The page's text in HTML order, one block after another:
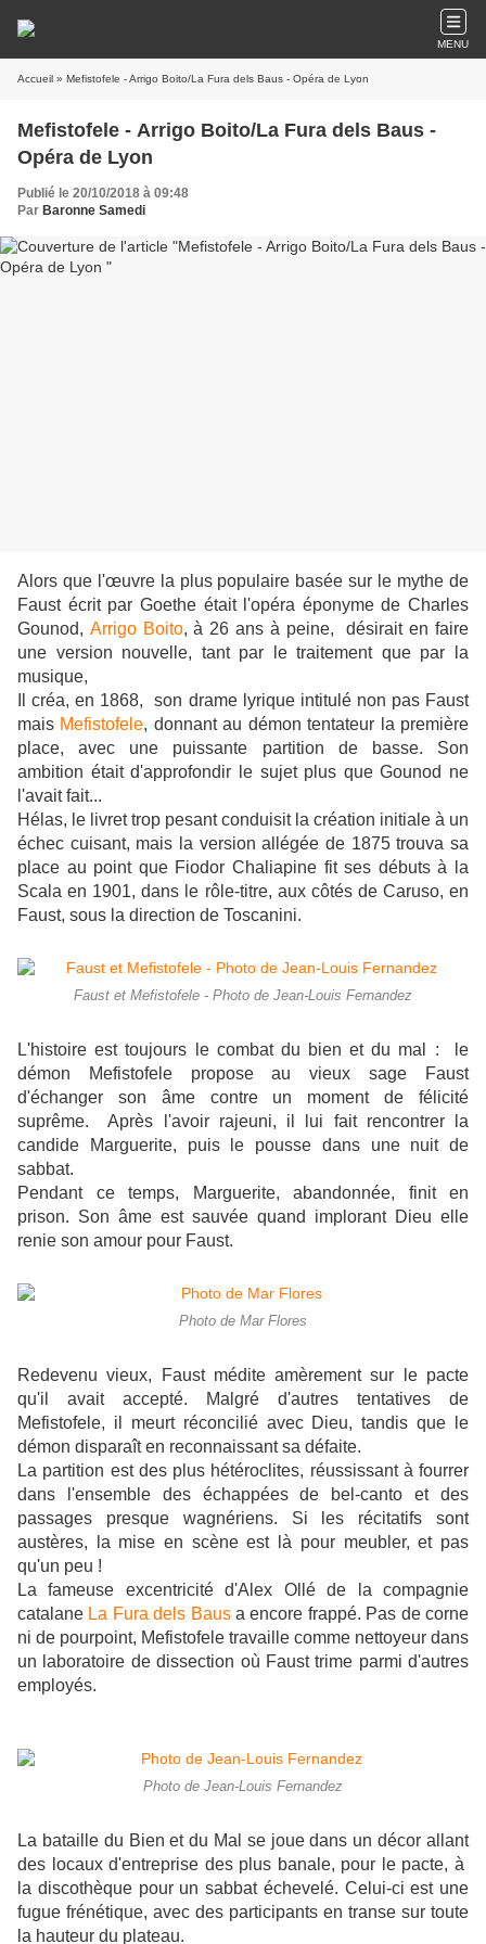
MENU
Accueil » Mefistofele - Arrigo Boito/La Fura dels Baus - Opéra de Lyon
Mefistofele - Arrigo Boito/La Fura dels Baus -
Opéra de Lyon
Publié le 20/10/2018 à 09:48
Par Baronne Samedi
Alors que l'œuvre la plus populaire basée sur le mythe de
Faust écrit par Goethe était l'opéra éponyme de Charles
Gounod, Arrigo Boito, à 26 ans à peine, désirait en faire
une version nouvelle, tant par le traitement que par la
musique,
Il créa, en 1868, son drame lyrique intitulé non pas Faust
mais Mefistofele, donnantau démon tentateur la première
place, avec une puissante partition de basse. Son
ambition était d'approfondir le sujet plus que Gounod ne
l'avait fait...
Hélas, le livret trop pesant conduisit la création initiale à un
échec cuisant, mais la version allégée de 1875 trouva sa
place au point que Fiodor Chaliapine fit ses débuts à la
Scala en 1901, dans le rôle-titre, aux côtés de Caruso, en
Faust, sous la direction de Toscanini.
Faust et Mefistofele - Photo de Jean-Louis Fernandez
L'histoire est toujours le combat du bien et du mal : le
démon Mefistofele propose au vieux sage Faust
d'échanger son âme contre un moment de félicité
suprême. Après l'avoir rajeuni, il lui fait rencontrer la
candide Marguerite, puis le pousse dans une nuit de
sabbat.
Pendant ce temps, Marguerite, abandonnée, finit en
prison. Son âme est sauvée quand implorant Dieu elle
renie son amour pour Faust.
Photo de Mar Flores
Redevenu vieux, Faust médite amèrement sur le pacte
qu'il avait accepté. Malgré d'autres tentatives de
Mefistofele, il meurt réconcilié avec Dieu, tandis que le
démon disparaît en reconnaissant sa défaite.
La partition est des plus hétéroclites, réussissant à fourrer
dans l'ensemble des échappées de bel-canto et des
passages presque wagnériens. Si les récitatifs sont
austères, la mise en scène est là pour meubler, et pas
qu'un peu !
La fameuse excentricité d'Alex Ollé de la compagnie
catalane La Fura dels Bausa encore frappé. Pas de corne
ni de pourpoint, Mefistofele travaille comme nettoyeur dans
un laboratoire de dissection où Faust trime parmi d'autres
employés.
Photo de Jean-Louis Fernandez
La bataille du Bien et du Mal se joue dans un décor allant
des locaux d'entreprise des plus banale, pour le pacte, à
la discothèque pour un sabbat échevelé. Celui-ci est une
fugue frénétique, avec des participants en transe sur toute
la hauteur du plateau.